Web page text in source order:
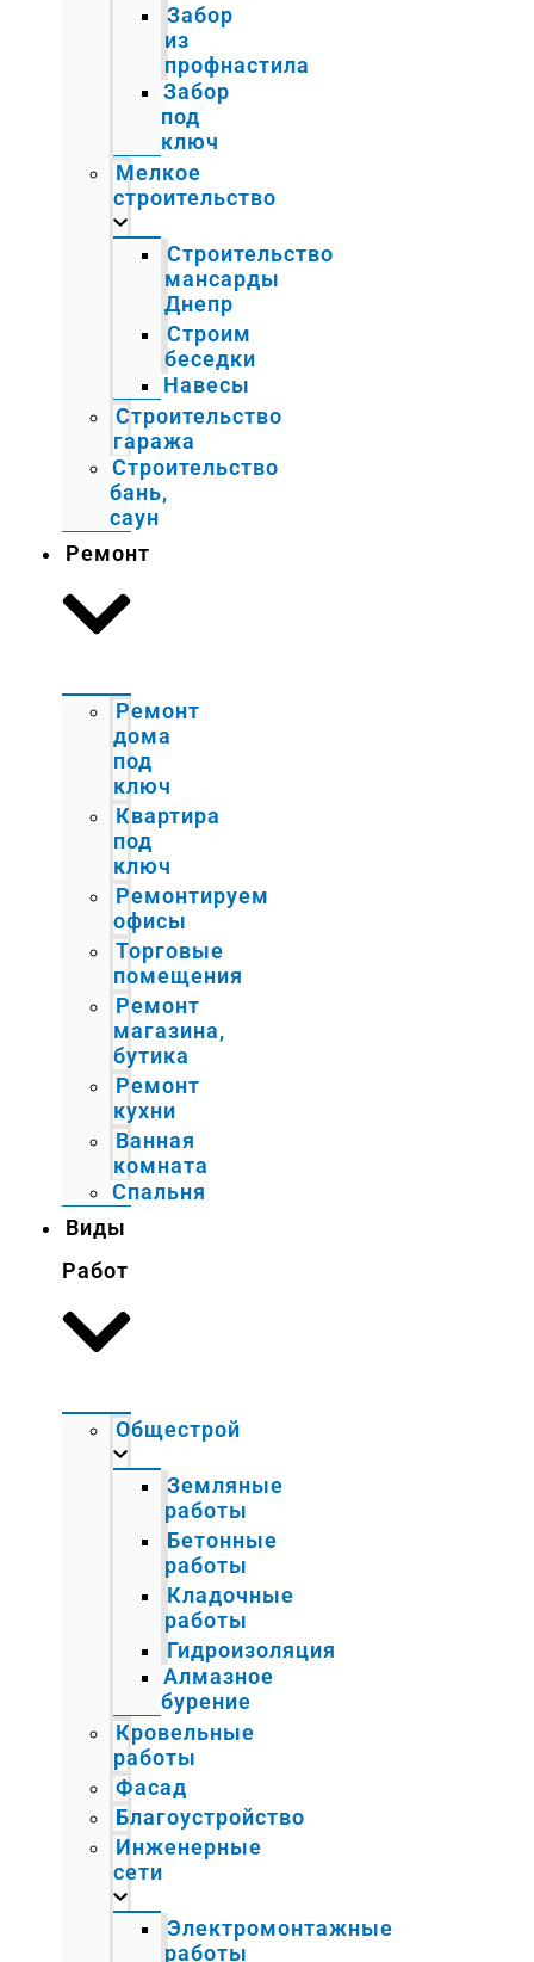
Забор
из
профнастила
Забор
под
ключ
Мелкое
строительство
Строительство
мансарды
Днепр
Строим
беседки
Навесы
Строительство
гаража
Строительство
бань,
саун
Ремонт
Ремонт
дома
под
ключ
Квартира
под
ключ
Ремонтируем
офисы
Торговые
помещения
Ремонт
магазина,
бутика
Ремонт
кухни
Ванная
комната
Спальня
Виды
Работ
Общестрой
Земляные
работы
Бетонные
работы
Кладочные
работы
Гидроизоляция
Алмазное
бурение
Кровельные
работы
Фасад
Благоустройство
Инженерные
сети
Электромонтажные
работы